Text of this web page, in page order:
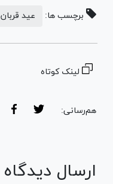
برچسب ها: عید قربان
لینک کوتاه
هم‌رسانی:
ارسال دیدگاه